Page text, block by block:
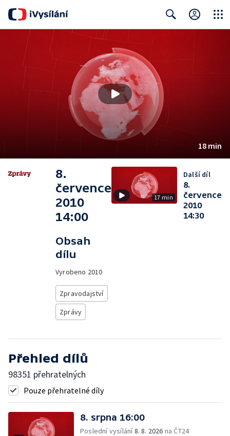
18 min
8.
července
2010
14:00
Obsah
dílu
Vyrobeno 2010
Zpravodajství
Zprávy
17 min
Další díl
8.
července
2010
14:30
Přehled dílů
98351 přehratelných
Pouze přehratelné díly
8. srpna 16:00
Poslední vysílání8. 8. 2026 na ČT24